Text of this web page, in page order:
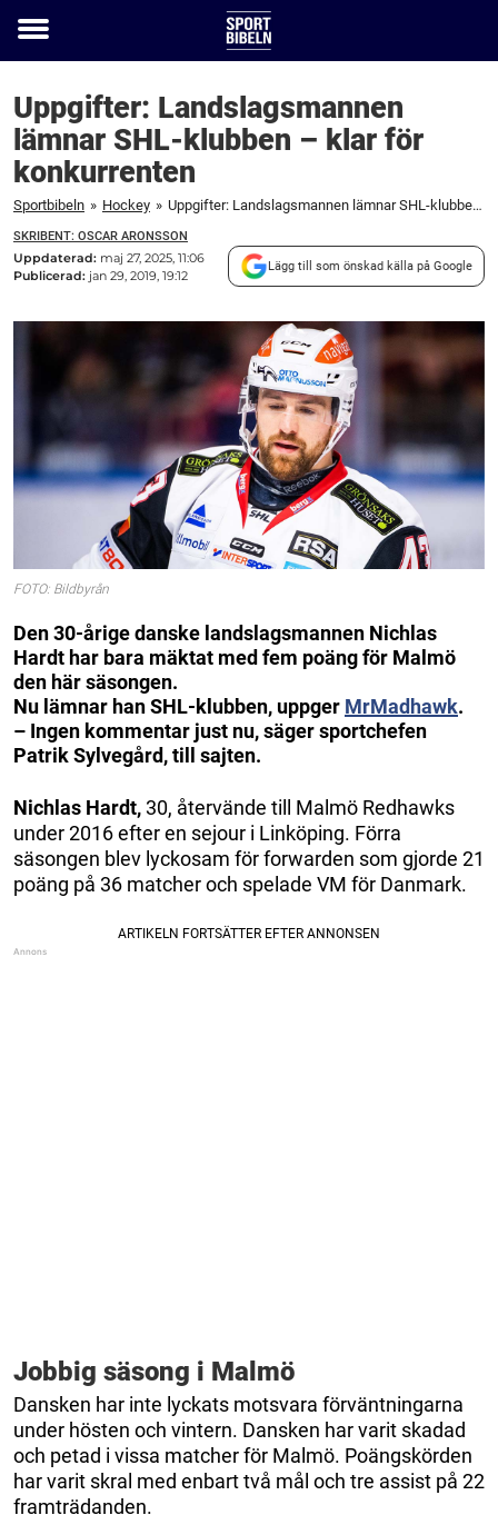
Toggle
Uppgifter: Landslagsmannen
lämnar SHL-klubben – klar för
konkurrenten
Sportbibeln » Hockey » Uppgifter: Landslagsmannen lämnar SHL-klubben – klar för konkurrenten
SKRIBENT: OSCAR ARONSSON
Uppdaterad: maj 27, 2025, 11:06
Publicerad: jan 29, 2019, 19:12
Lägg till som önskad källa på Google
FOTO: Bildbyrån
Den 30-årige danske landslagsmannen Nichlas
Hardt har bara mäktat med fem poäng för Malmö
den här säsongen.
Nu lämnar han SHL-klubben, uppger MrMadhawk.
– Ingen kommentar just nu, säger sportchefen
Patrik Sylvegård, till sajten.
Nichlas Hardt, 30, återvände till Malmö Redhawks
under 2016 efter en sejour i Linköping. Förra
säsongen blev lyckosam för forwarden som gjorde 21
poäng på 36 matcher och spelade VM för Danmark.
Jobbig säsong i Malmö
Dansken har inte lyckats motsvara förväntningarna
under hösten och vintern. Dansken har varit skadad
och petad i vissa matcher för Malmö. Poängskörden
har varit skral med enbart två mål och tre assist på 22
framträdanden.